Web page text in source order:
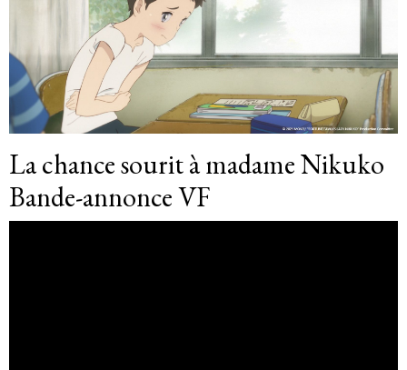
La chance sourit à madame Nikuko
Bande-annonce VF